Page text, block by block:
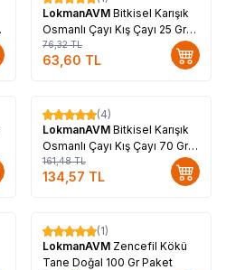
LokmanAVM Bitkisel Karışık
Osmanlı Çayı Kış Çayı 25 Gr
Paket
76,32TL
63,60 TL
%17
(4)
LokmanAVM Bitkisel Karışık
Osmanlı Çayı Kış Çayı 70 Gr
Paket
161,48TL
134,57 TL
%17
(1)
LokmanAVM Zencefil Kökü
Tane Doğal 100 Gr Paket